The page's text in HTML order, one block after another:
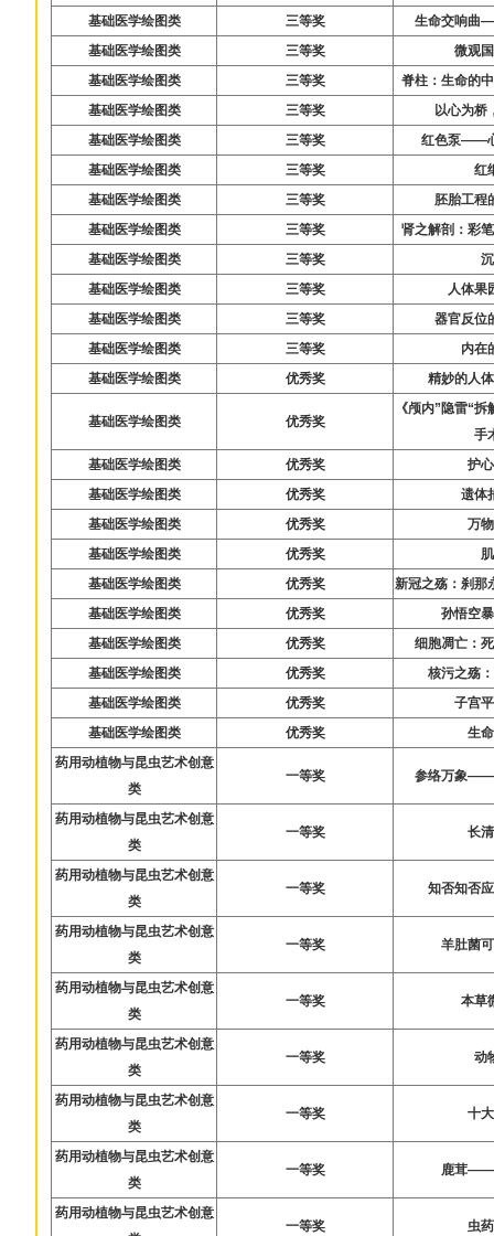
基础医学绘图类
三等奖
生命交响曲
基础医学绘图类
三等奖
微观
基础医学绘图类
三等奖
脊柱：生命的
基础医学绘图类
三等奖
以心为桥
基础医学绘图类
三等奖
红色泵——
基础医学绘图类
三等奖
红
基础医学绘图类
三等奖
胚胎工程
基础医学绘图类
三等奖
肾之解剖：彩
基础医学绘图类
三等奖
基础医学绘图类
三等奖
人体果
基础医学绘图类
三等奖
器官反位
基础医学绘图类
三等奖
内在
基础医学绘图类
优秀奖 精妙的人
基础医学绘图类 优秀奖
《颅内”隐雷“
手
基础医学绘图类
优秀奖
护
基础医学绘图类
优秀奖
遗体
基础医学绘图类
优秀奖
万
基础医学绘图类
优秀奖
基础医学绘图类
优秀奖
新冠之殇：刹那
基础医学绘图类
优秀奖
孙悟空
基础医学绘图类
优秀奖
细胞凋亡：
基础医学绘图类
优秀奖
核污之殇
基础医学绘图类
优秀奖
子宫
基础医学绘图类
优秀奖
生
药用动植物与昆虫艺术创意
类
一等奖 参络万象——
药用动植物与昆虫艺术创意
类
一等奖 长
药用动植物与昆虫艺术创意
类
一等奖 知否知否
药用动植物与昆虫艺术创意
类
一等奖 羊肚菌
药用动植物与昆虫艺术创意
类
一等奖 本草
药用动植物与昆虫艺术创意
类
一等奖 动
药用动植物与昆虫艺术创意
类
一等奖 十
药用动植物与昆虫艺术创意
类
一等奖 鹿茸——
药用动植物与昆虫艺术创意
一等奖 虫